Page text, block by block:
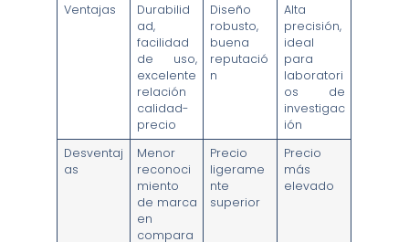
Ventajas
Durabilid
ad,
facilidad
de uso,
excelente
relación
calidad-
precio
Diseño
robusto,
buena
reputació
n
Alta
precisión,
ideal
para
laboratori
os de
investigac
ión
Desventaj
as
Menor
reconoci
miento
de marca
en
compara
Precio
ligerame
nte
superior
Precio
más
elevado